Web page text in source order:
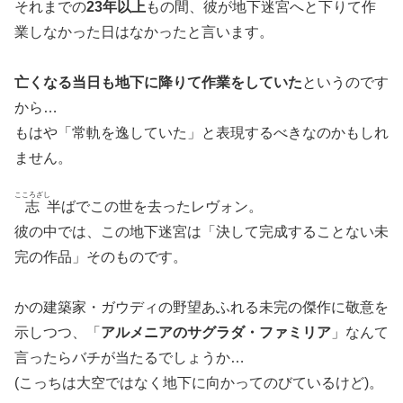
それまでの23年以上 もの間、彼が地下迷宮へと下りて作
業しなかった日はなかったと言います。
亡くなる当日も地下に降りて作業をしていたというのです
から…
もはや「常軌を逸していた」と表現するべきなのかもしれ
ません。
志
こころざし
半ばでこの世を去ったレヴォン。
彼の中では、この地下迷宮は「決して完成することない未
完の作品」そのものです。
かの建築家・ガウディの野望あふれる未完の傑作に敬意を
示しつつ、「 アルメニアのサグラダ・ファミリア 」なんて
言ったらバチが当たるでしょうか…
(こっちは大空ではなく地下に向かってのびているけど)。